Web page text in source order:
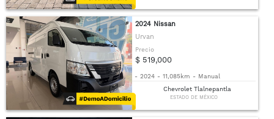
2024 Nissan
Urvan
Precio
$ 519,000
- 2024 - 11,085km - Manual
Chevrolet Tlalnepantla
ESTADO DE MÉXICO